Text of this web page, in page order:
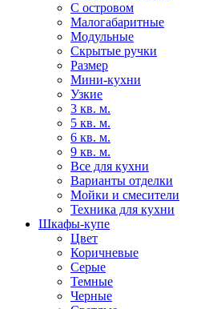
С островом
Малогабаритные
Модульные
Скрытые ручки
Размер
Мини-кухни
Узкие
3 кв. м.
5 кв. м.
6 кв. м.
9 кв. м.
Все для кухни
Варианты отделки
Мойки и смесители
Техника для кухни
Шкафы-купе
Цвет
Коричневые
Серые
Темные
Черные